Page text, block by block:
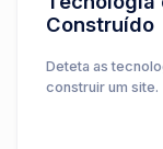
Construído
Deteta as
construir um site.